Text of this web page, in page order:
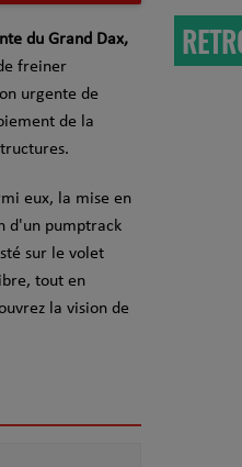
du Grand Dax,
freiner
urgente de
de la
eux, la mise en
d'un pumptrack
sur le volet
tout en
la vision de